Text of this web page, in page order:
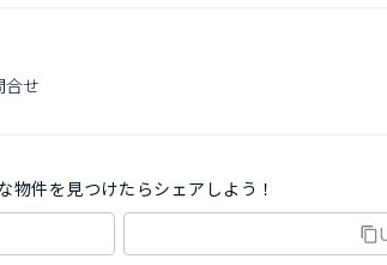
合せ
物件を見つけたらシェアしよう！